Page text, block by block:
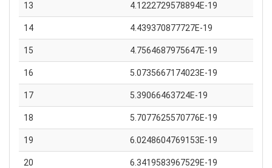
13 4.1222729578894E-19
14 4.439370877727E-19
15 4.7564687975647E-19
16 5.0735667174023E-19
17 5.39066463724E-19
18 5.7077625570776E-19
19 6.0248604769153E-19
20 6.3419583967529E-19